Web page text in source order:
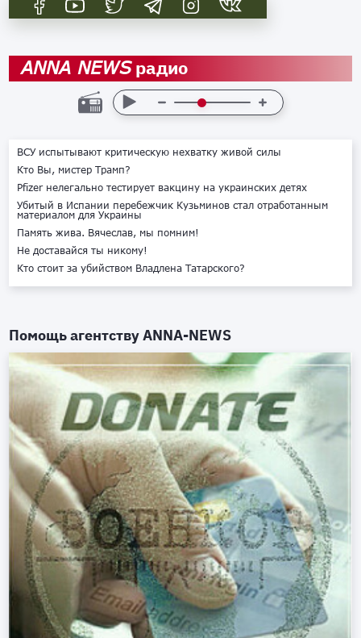
ANNA NEWSрадио
ВСУ испытывают критическую нехватку живой силы
Кто Вы, мистер Трамп?
Pfizer нелегально тестирует вакцину на украинских детях
Убитый в Испании перебежчик Кузьминов стал отработанным
материалом для Украины
Память жива. Вячеслав, мы помним!
Не доставайся ты никому!
Кто стоит за убийством Владлена Татарского?
Помощь агентствуANNA-NEWS